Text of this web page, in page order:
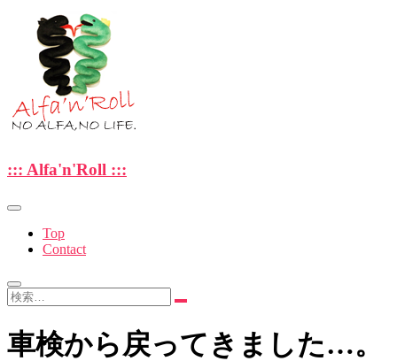
content
::: Alfa'n'Roll :::
::: Alfa'n'Roll :::
Top
Contact
検
車検から戻ってきました…。